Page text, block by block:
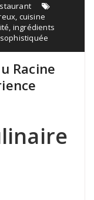
, cuisine
, ingrédients
sophistiquée
Racine